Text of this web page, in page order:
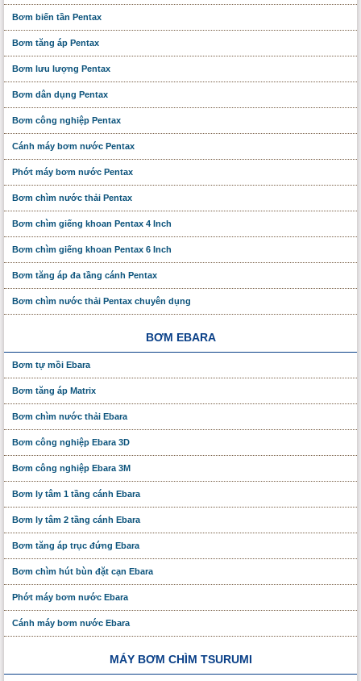
Bơm biến tần Pentax
Bơm tăng áp Pentax
Bơm lưu lượng Pentax
Bơm dân dụng Pentax
Bơm công nghiệp Pentax
Cánh máy bơm nước Pentax
Phớt máy bơm nước Pentax
Bơm chìm nước thải Pentax
Bơm chìm giếng khoan Pentax 4 Inch
Bơm chìm giếng khoan Pentax 6 Inch
Bơm tăng áp đa tầng cánh Pentax
Bơm chìm nước thải Pentax chuyên dụng
BƠM EBARA
Bơm tự mồi Ebara
Bơm tăng áp Matrix
Bơm chìm nước thải Ebara
Bơm công nghiệp Ebara 3D
Bơm công nghiệp Ebara 3M
Bơm ly tâm 1 tầng cánh Ebara
Bơm ly tâm 2 tầng cánh Ebara
Bơm tăng áp trục đứng Ebara
Bơm chìm hút bùn đặt cạn Ebara
Phớt máy bơm nước Ebara
Cánh máy bơm nước Ebara
MÁY BƠM CHÌM TSURUMI